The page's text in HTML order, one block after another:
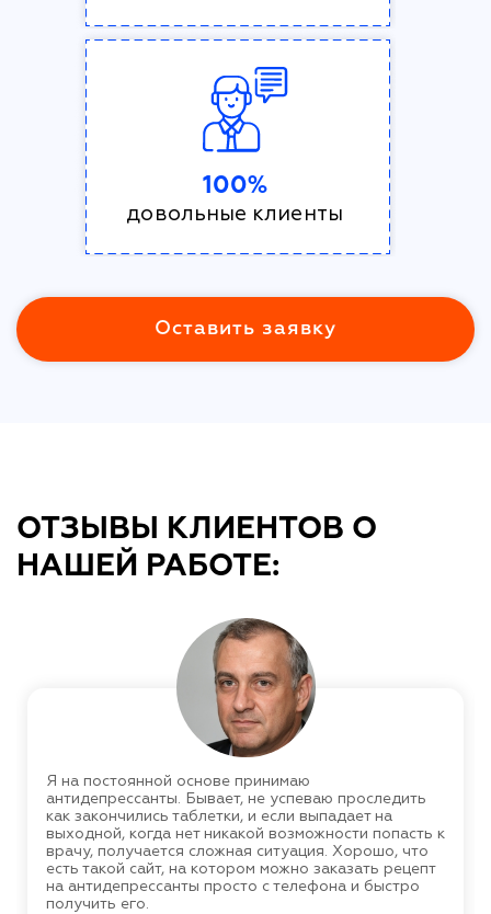
100%
довольные клиенты
Оставить заявку
ОТЗЫВЫ КЛИЕНТОВ О
НАШЕЙ РАБОТЕ:
Я на постоянной основе принимаю
антидепрессанты. Бывает, не успеваю проследить
как закончились таблетки, и если выпадает на
выходной, когда нет никакой возможности попасть к
врачу, получается сложная ситуация. Хорошо, что
есть такой сайт, на котором можно заказать рецепт
на антидепрессанты просто с телефона и быстро
получить его.